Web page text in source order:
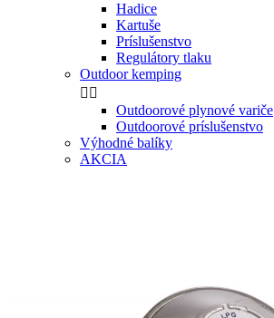
Hadice
Kartuše
Príslušenstvo
Regulátory tlaku
Outdoor kemping
 
Outdoorové plynové variče
Outdoorové príslušenstvo
Výhodné balíky
AKCIA